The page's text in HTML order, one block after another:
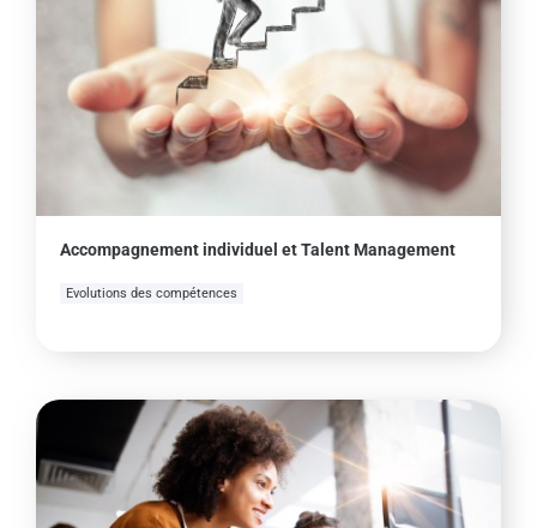
Accompagnement individuel et Talent Management
Evolutions des compétences